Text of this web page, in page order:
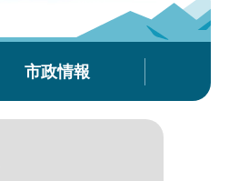
市政情報